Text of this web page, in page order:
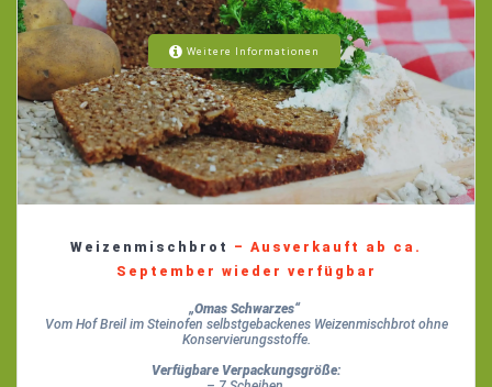
Weitere Informationen
Weizenmischbrot
– Ausverkauft ab ca.
September wieder verfügbar
„Omas Schwarzes“
Vom Hof Breil im Steinofen selbstgebackenes Weizenmischbrot ohne
Konservierungsstoffe.
Verfügbare Verpackungsgröße: